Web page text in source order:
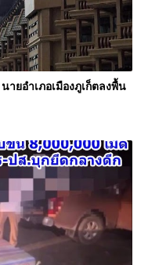
ยอำเภอเมืองภูเก็ตลงพื้น